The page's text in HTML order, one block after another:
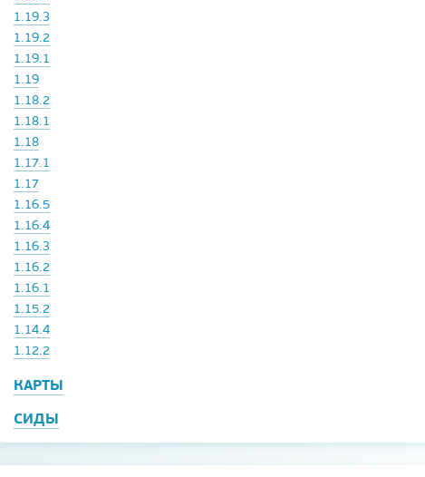
1.19.3
1.19.2
1.19.1
1.19
1.18.2
1.18.1
1.18
1.17.1
1.17
1.16.5
1.16.4
1.16.3
1.16.2
1.16.1
1.15.2
1.14.4
1.12.2
КАРТЫ
СИДЫ